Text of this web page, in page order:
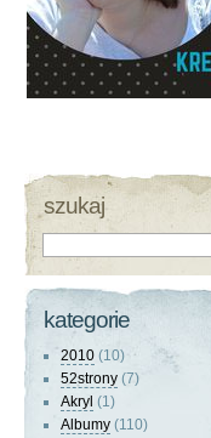
szukaj
kategorie
2010 (10)
52strony (7)
Akryl (1)
Albumy (110)